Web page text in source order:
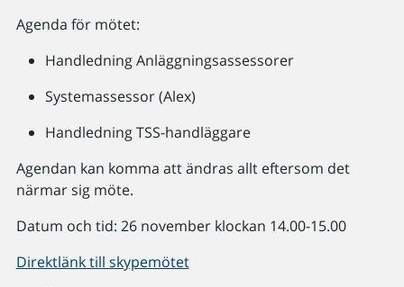
Agenda för mötet:
Handledning Anläggningsassessorer
Systemassessor (Alex)
Handledning TSS-handläggare
Agendan kan komma att ändras allt eftersom det
närmar sig möte.
Datum och tid: 26 november klockan 14.00-15.00
Direktlänk till skypemötet